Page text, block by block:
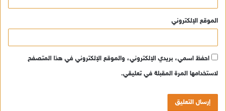
الموقع الإلكتروني
احفظ اسمي، بريدي الإلكتروني، والموقع الإلكتروني في هذا المتصفح
لاستخدامها المرة المقبلة في تعليقي.